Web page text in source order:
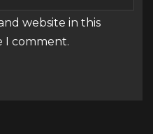
website in this
I comment.